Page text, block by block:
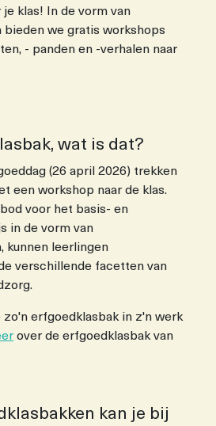
klas! In de vorm van
bieden we gratis workshops
- panden en -verhalen naar
wat is dat?
(26 april 2026) trekken
een workshop naar de klas.
voor het basis- en
in de vorm van
kunnen leerlingen
verschillende facetten van
zo'n erfgoedklasbak in z'n werk
over de erfgoedklasbak van
kan je bij